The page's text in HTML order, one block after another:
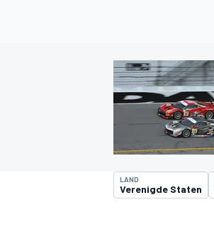
LAND
Verenigde Staten